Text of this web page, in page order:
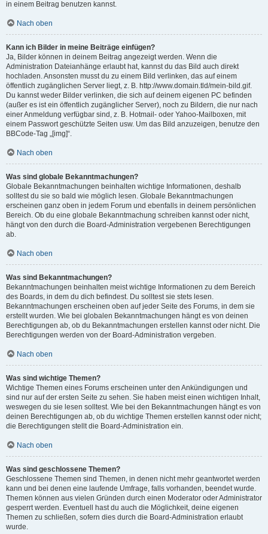
in einem Beitrag benutzen kannst.
Nach oben
Kann ich Bilder in meine Beiträge einfügen?
Ja, Bilder können in deinem Beitrag angezeigt werden. Wenn die
Administration Dateianhänge erlaubt hat, kannst du das Bild auch direkt
hochladen. Ansonsten musst du zu einem Bild verlinken, das auf einem
öffentlich zugänglichen Server liegt, z. B. http://www.domain.tld/mein-bild.gif.
Du kannst weder Bilder verlinken, die sich auf deinem eigenen PC befinden
(außer es ist ein öffentlich zugänglicher Server), noch zu Bildern, die nur nach
einer Anmeldung verfügbar sind, z. B. Hotmail- oder Yahoo-Mailboxen, mit
einem Passwort geschützte Seiten usw. Um das Bild anzuzeigen, benutze den
BBCode-Tag „[img]“.
Nach oben
Was sind globale Bekanntmachungen?
Globale Bekanntmachungen beinhalten wichtige Informationen, deshalb
solltest du sie so bald wie möglich lesen. Globale Bekanntmachungen
erscheinen ganz oben in jedem Forum und ebenfalls in deinem persönlichen
Bereich. Ob du eine globale Bekanntmachung schreiben kannst oder nicht,
hängt von den durch die Board-Administration vergebenen Berechtigungen
ab.
Nach oben
Was sind Bekanntmachungen?
Bekanntmachungen beinhalten meist wichtige Informationen zu dem Bereich
des Boards, in dem du dich befindest. Du solltest sie stets lesen.
Bekanntmachungen erscheinen oben auf jeder Seite des Forums, in dem sie
erstellt wurden. Wie bei globalen Bekanntmachungen hängt es von deinen
Berechtigungen ab, ob du Bekanntmachungen erstellen kannst oder nicht. Die
Berechtigungen werden von der Board-Administration vergeben.
Nach oben
Was sind wichtige Themen?
Wichtige Themen eines Forums erscheinen unter den Ankündigungen und
sind nur auf der ersten Seite zu sehen. Sie haben meist einen wichtigen Inhalt,
weswegen du sie lesen solltest. Wie bei den Bekanntmachungen hängt es von
deinen Berechtigungen ab, ob du wichtige Themen erstellen kannst oder nicht;
die Berechtigungen stellt die Board-Administration ein.
Nach oben
Was sind geschlossene Themen?
Geschlossene Themen sind Themen, in denen nicht mehr geantwortet werden
kann und bei denen eine laufende Umfrage, falls vorhanden, beendet wurde.
Themen können aus vielen Gründen durch einen Moderator oder Administrator
gesperrt werden. Eventuell hast du auch die Möglichkeit, deine eigenen
Themen zu schließen, sofern dies durch die Board-Administration erlaubt
wurde.